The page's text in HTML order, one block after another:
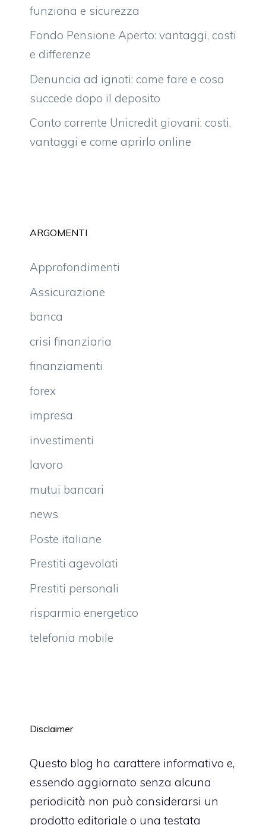
funziona e sicurezza
Fondo Pensione Aperto: vantaggi, costi
e differenze
Denuncia ad ignoti: come fare e cosa
succede dopo il deposito
Conto corrente Unicredit giovani: costi,
vantaggi e come aprirlo online
ARGOMENTI
Approfondimenti
Assicurazione
banca
crisi finanziaria
finanziamenti
forex
impresa
investimenti
lavoro
mutui bancari
news
Poste italiane
Prestiti agevolati
Prestiti personali
risparmio energetico
telefonia mobile
Disclaimer
Questo blog ha carattere informativo e,
essendo aggiornato senza alcuna
periodicità non può considerarsi un
prodotto editoriale o una testata